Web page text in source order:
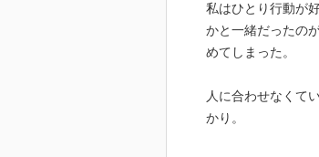
私はひとり行動が
かと一緒だったの
めてしまった。
人に合わせなくて
かり。